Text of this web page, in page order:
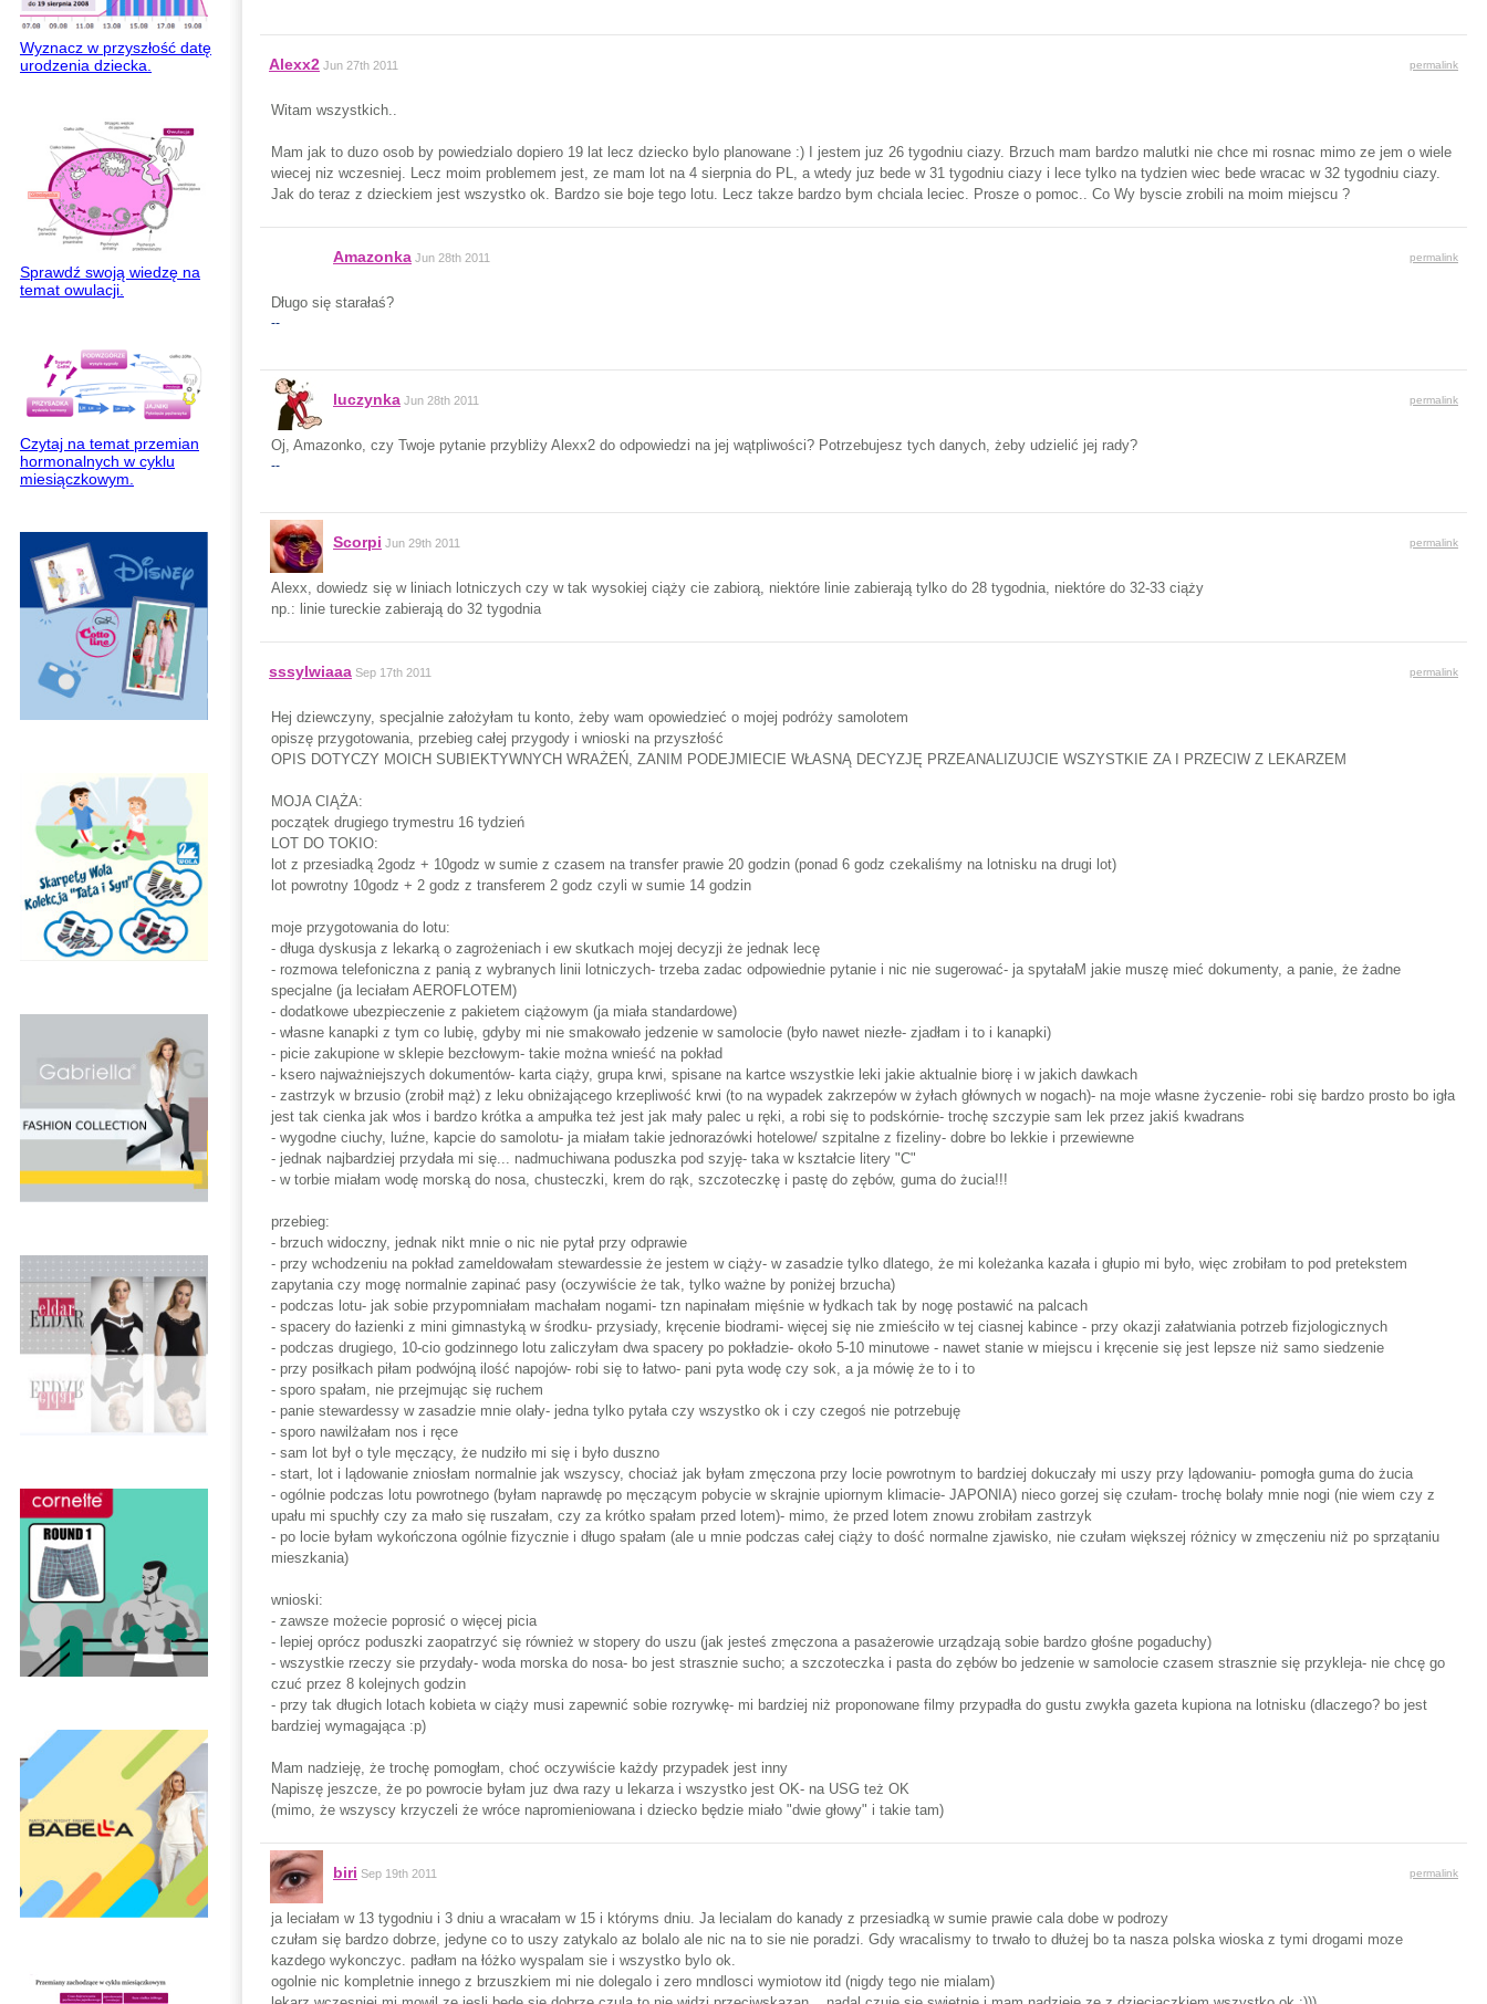
Wyznacz w przyszłość datę
urodzenia dziecka.
Sprawdź swoją wiedzę na
temat owulacji.
Czytaj na temat przemian
hormonalnych w cyklu
miesiączkowym.
Alexx2 Jun 27th 2011 permalink
Witam wszystkich..
Mam jak to duzo osob by powiedzialo dopiero 19 lat lecz dziecko bylo planowane :) I jestem juz 26 tygodniu ciazy. Brzuch mam bardzo malutki nie chce mi rosnac mimo ze jem o wiele
wiecej niz wczesniej. Lecz moim problemem jest, ze mam lot na 4 sierpnia do PL, a wtedy juz bede w 31 tygodniu ciazy i lece tylko na tydzien wiec bede wracac w 32 tygodniu ciazy.
Jak do teraz z dzieckiem jest wszystko ok. Bardzo sie boje tego lotu. Lecz takze bardzo bym chciala leciec. Prosze o pomoc.. Co Wy byscie zrobili na moim miejscu ?
Amazonka Jun 28th 2011 permalink
Długo się starałaś?
--
luczynka Jun 28th 2011 permalink
Oj, Amazonko, czy Twoje pytanie przybliży Alexx2 do odpowiedzi na jej wątpliwości? Potrzebujesz tych danych, żeby udzielić jej rady?
--
Scorpi Jun 29th 2011 permalink
Alexx, dowiedz się w liniach lotniczych czy w tak wysokiej ciąży cie zabiorą, niektóre linie zabierają tylko do 28 tygodnia, niektóre do 32-33 ciąży
np.: linie tureckie zabierają do 32 tygodnia
sssylwiaaa Sep 17th 2011 permalink
Hej dziewczyny, specjalnie założyłam tu konto, żeby wam opowiedzieć o mojej podróży samolotem
opiszę przygotowania, przebieg całej przygody i wnioski na przyszłość
OPIS DOTYCZY MOICH SUBIEKTYWNYCH WRAŻEŃ, ZANIM PODEJMIECIE WŁASNĄ DECYZJĘ PRZEANALIZUJCIE WSZYSTKIE ZA I PRZECIW Z LEKARZEM
MOJA CIĄŻA:
początek drugiego trymestru 16 tydzień
LOT DO TOKIO:
lot z przesiadką 2godz + 10godz w sumie z czasem na transfer prawie 20 godzin (ponad 6 godz czekaliśmy na lotnisku na drugi lot)
lot powrotny 10godz + 2 godz z transferem 2 godz czyli w sumie 14 godzin
moje przygotowania do lotu:
- długa dyskusja z lekarką o zagrożeniach i ew skutkach mojej decyzji że jednak lecę
- rozmowa telefoniczna z panią z wybranych linii lotniczych- trzeba zadac odpowiednie pytanie i nic nie sugerować- ja spytałaM jakie muszę mieć dokumenty, a panie, że żadne
specjalne (ja leciałam AEROFLOTEM)
- dodatkowe ubezpieczenie z pakietem ciążowym (ja miała standardowe)
- własne kanapki z tym co lubię, gdyby mi nie smakowało jedzenie w samolocie (było nawet niezłe- zjadłam i to i kanapki)
- picie zakupione w sklepie bezcłowym- takie można wnieść na pokład
- ksero najważniejszych dokumentów- karta ciąży, grupa krwi, spisane na kartce wszystkie leki jakie aktualnie biorę i w jakich dawkach
- zastrzyk w brzusio (zrobił mąż) z leku obniżającego krzepliwość krwi (to na wypadek zakrzepów w żyłach głównych w nogach)- na moje własne życzenie- robi się bardzo prosto bo igła
jest tak cienka jak włos i bardzo krótka a ampułka też jest jak mały palec u ręki, a robi się to podskórnie- trochę szczypie sam lek przez jakiś kwadrans
- wygodne ciuchy, luźne, kapcie do samolotu- ja miałam takie jednorazówki hotelowe/ szpitalne z fizeliny- dobre bo lekkie i przewiewne
- jednak najbardziej przydała mi się... nadmuchiwana poduszka pod szyję- taka w kształcie litery "C"
- w torbie miałam wodę morską do nosa, chusteczki, krem do rąk, szczoteczkę i pastę do zębów, guma do żucia!!!
przebieg:
- brzuch widoczny, jednak nikt mnie o nic nie pytał przy odprawie
- przy wchodzeniu na pokład zameldowałam stewardessie że jestem w ciąży- w zasadzie tylko dlatego, że mi koleżanka kazała i głupio mi było, więc zrobiłam to pod pretekstem
zapytania czy mogę normalnie zapinać pasy (oczywiście że tak, tylko ważne by poniżej brzucha)
- podczas lotu- jak sobie przypomniałam machałam nogami- tzn napinałam mięśnie w łydkach tak by nogę postawić na palcach
- spacery do łazienki z mini gimnastyką w środku- przysiady, kręcenie biodrami- więcej się nie zmieściło w tej ciasnej kabince - przy okazji załatwiania potrzeb fizjologicznych
- podczas drugiego, 10-cio godzinnego lotu zaliczyłam dwa spacery po pokładzie- około 5-10 minutowe - nawet stanie w miejscu i kręcenie się jest lepsze niż samo siedzenie
- przy posiłkach piłam podwójną ilość napojów- robi się to łatwo- pani pyta wodę czy sok, a ja mówię że to i to
- sporo spałam, nie przejmując się ruchem
- panie stewardessy w zasadzie mnie olały- jedna tylko pytała czy wszystko ok i czy czegoś nie potrzebuję
- sporo nawilżałam nos i ręce
- sam lot był o tyle męczący, że nudziło mi się i było duszno
- start, lot i lądowanie zniosłam normalnie jak wszyscy, chociaż jak byłam zmęczona przy locie powrotnym to bardziej dokuczały mi uszy przy lądowaniu- pomogła guma do żucia
- ogólnie podczas lotu powrotnego (byłam naprawdę po męczącym pobycie w skrajnie upiornym klimacie- JAPONIA) nieco gorzej się czułam- trochę bolały mnie nogi (nie wiem czy z
upału mi spuchły czy za mało się ruszałam, czy za krótko spałam przed lotem)- mimo, że przed lotem znowu zrobiłam zastrzyk
- po locie byłam wykończona ogólnie fizycznie i długo spałam (ale u mnie podczas całej ciąży to dość normalne zjawisko, nie czułam większej różnicy w zmęczeniu niż po sprzątaniu
mieszkania)
wnioski:
- zawsze możecie poprosić o więcej picia
- lepiej oprócz poduszki zaopatrzyć się również w stopery do uszu (jak jesteś zmęczona a pasażerowie urządzają sobie bardzo głośne pogaduchy)
- wszystkie rzeczy sie przydały- woda morska do nosa- bo jest strasznie sucho; a szczoteczka i pasta do zębów bo jedzenie w samolocie czasem strasznie się przykleja- nie chcę go
czuć przez 8 kolejnych godzin
- przy tak długich lotach kobieta w ciąży musi zapewnić sobie rozrywkę- mi bardziej niż proponowane filmy przypadła do gustu zwykła gazeta kupiona na lotnisku (dlaczego? bo jest
bardziej wymagająca :p)
Mam nadzieję, że trochę pomogłam, choć oczywiście każdy przypadek jest inny
Napiszę jeszcze, że po powrocie byłam juz dwa razy u lekarza i wszystko jest OK- na USG też OK
(mimo, że wszyscy krzyczeli że wróce napromieniowana i dziecko będzie miało "dwie głowy" i takie tam)
biri Sep 19th 2011 permalink
ja leciałam w 13 tygodniu i 3 dniu a wracałam w 15 i któryms dniu. Ja lecialam do kanady z przesiadką w sumie prawie cala dobe w podrozy
czułam się bardzo dobrze, jedyne co to uszy zatykalo az bolalo ale nic na to sie nie poradzi. Gdy wracalismy to trwało to dłużej bo ta nasza polska wioska z tymi drogami moze
kazdego wykonczyc. padłam na łóżko wyspalam sie i wszystko bylo ok.
ogolnie nic kompletnie innego z brzuszkiem mi nie dolegalo i zero mndlosci wymiotow itd (nigdy tego nie mialam)